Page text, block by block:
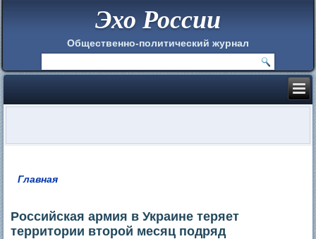
Эхо России
Общественно-политический журнал
Главная
Российская армия в Украине теряет
территории второй месяц подряд